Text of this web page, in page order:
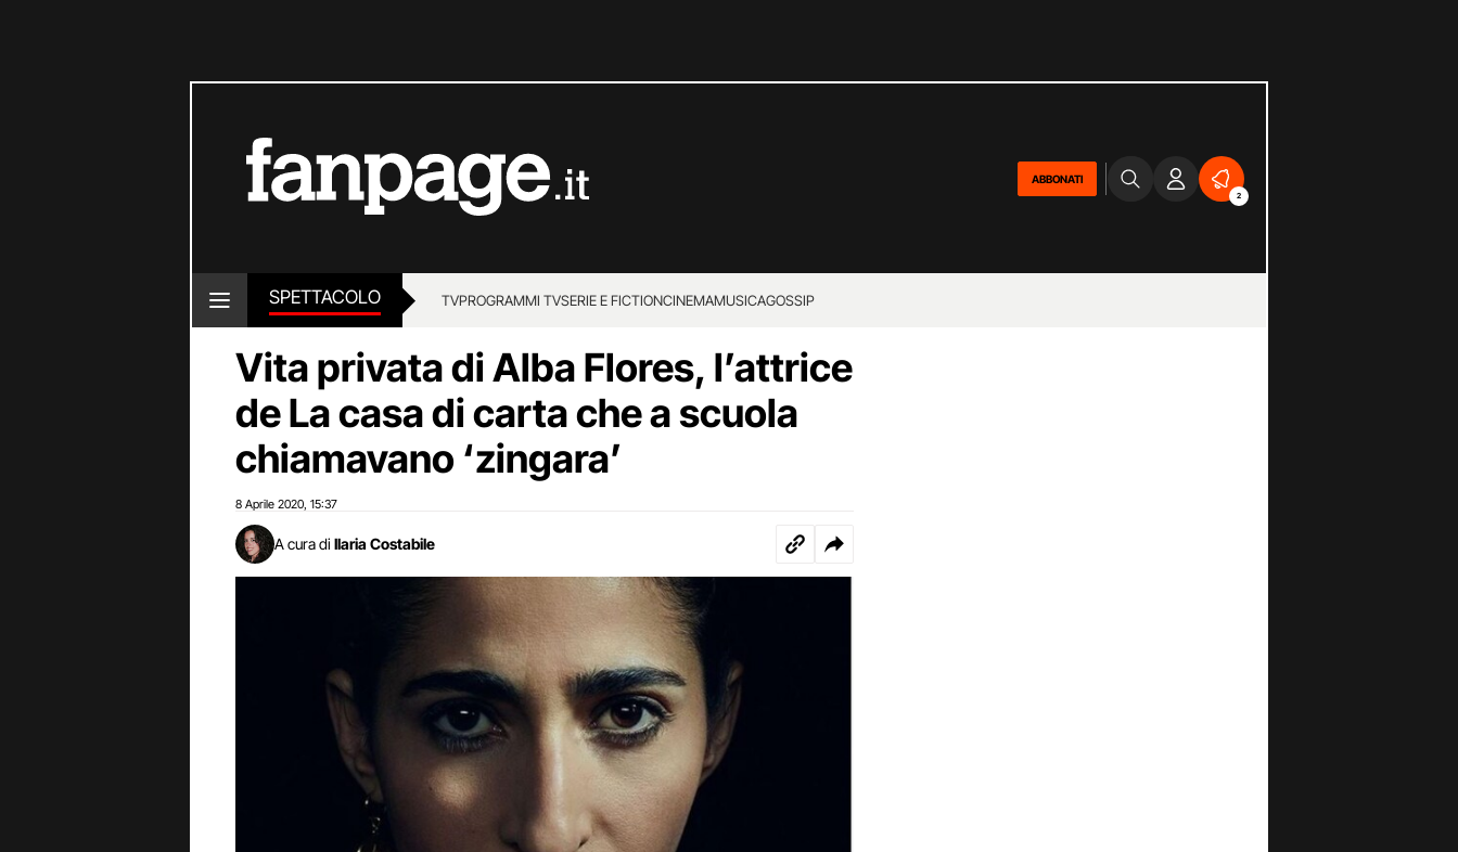
ABBONATI
2
SPETTACOLO TVPROGRAMMI TVSERIE E FICTIONCINEMAMUSICAGOSSIP
Vita privata di Alba Flores, l’attrice
de La casa di carta che a scuola
chiamavano ‘zingara’
8 Aprile 2020 15:37
A cura di Ilaria Costabile